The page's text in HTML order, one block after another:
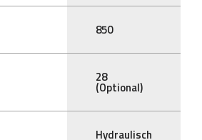
850
28
(Optional)
Hydraulisch